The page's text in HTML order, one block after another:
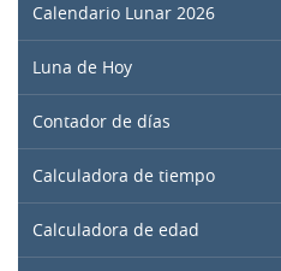
Calendario Lunar 2026
Luna de Hoy
Contador de días
Calculadora de tiempo
Calculadora de edad